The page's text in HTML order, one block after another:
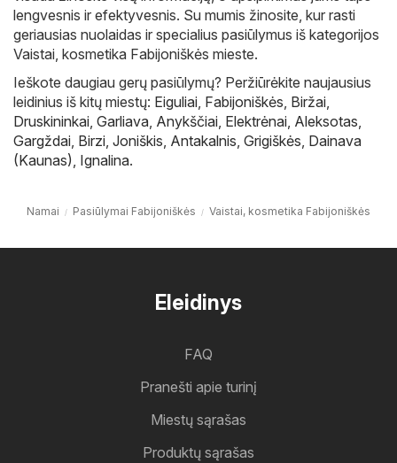
lengvesnis ir efektyvesnis. Su mumis žinosite, kur rasti
geriausias nuolaidas ir specialius pasiūlymus iš kategorijos
Vaistai, kosmetika Fabijoniškės mieste.
Ieškote daugiau gerų pasiūlymų? Peržiūrėkite naujausius
leidinius iš kitų miestų: Eiguliai, Fabijoniškės, Biržai,
Druskininkai, Garliava, Anykščiai, Elektrėnai, Aleksotas,
Gargždai, Birzi, Joniškis, Antakalnis, Grigiškės, Dainava
(Kaunas), Ignalina.
Namai Pasiūlymai Fabijoniškės Vaistai, kosmetika Fabijoniškės
Eleidinys
FAQ
Pranešti apie turinį
Miestų sąrašas
Produktų sąrašas